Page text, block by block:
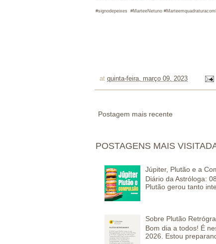
#signodepeixes  #MarteeNetuno
at quinta-feira, março 09, 2023
Postagem mais recente
POSTAGENS MAIS
Júpiter, Plutão e a
Diário da Astróloga:
Plutão gerou tanto
Sobre Plutão
Bom dia a todos! É
2026. Estou